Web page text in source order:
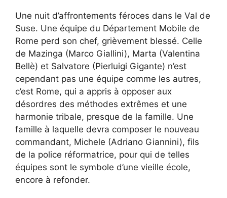
Une nuit d’affrontements féroces dans le Val de
Suse. Une équipe du Département Mobile de
Rome perd son chef, grièvement blessé. Celle
de Mazinga (Marco Giallini), Marta (Valentina
Bellè) et Salvatore (Pierluigi Gigante) n’est
cependant pas une équipe comme les autres,
c’est Rome, qui a appris à opposer aux
désordres des méthodes extrêmes et une
harmonie tribale, presque de la famille. Une
famille à laquelle devra composer le nouveau
commandant, Michele (Adriano Giannini), fils
de la police réformatrice, pour qui de telles
équipes sont le symbole d’une vieille école,
encore à refonder.